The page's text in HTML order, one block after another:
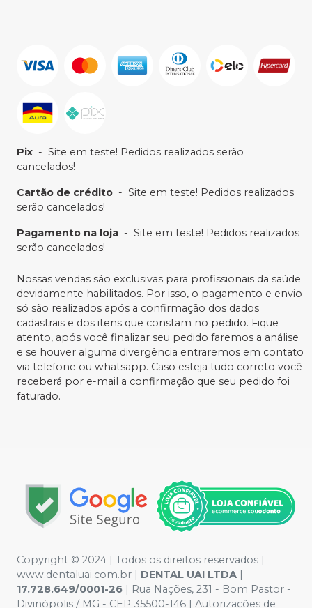
Pix - Site em teste! Pedidos realizados serão
cancelados!
Cartão de crédito - Site em teste! Pedidos realizados
serão cancelados!
Pagamento na loja - Site em teste! Pedidos realizados
serão cancelados!
Nossas vendas são exclusivas para profissionais da saúde
devidamente habilitados. Por isso, o pagamento e envio
só são realizados após a confirmação dos dados
cadastrais e dos itens que constam no pedido. Fique
atento, após você finalizar seu pedido faremos a análise
e se houver alguma divergência entraremos em contato
via telefone ou whatsapp. Caso esteja tudo correto você
receberá por e-mail a confirmação que seu pedido foi
faturado.
Copyright © 2024 | Todos os direitos reservados |
www.dentaluai.com.br | DENTAL UAI LTDA |
17.728.649/0001-26 | Rua Nações, 231 - Bom Pastor -
Divinópolis / MG - CEP 35500-146 | Autorizações de